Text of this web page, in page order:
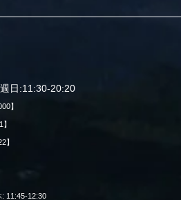
日:11:30-20:20
】
】
11:45-12:30